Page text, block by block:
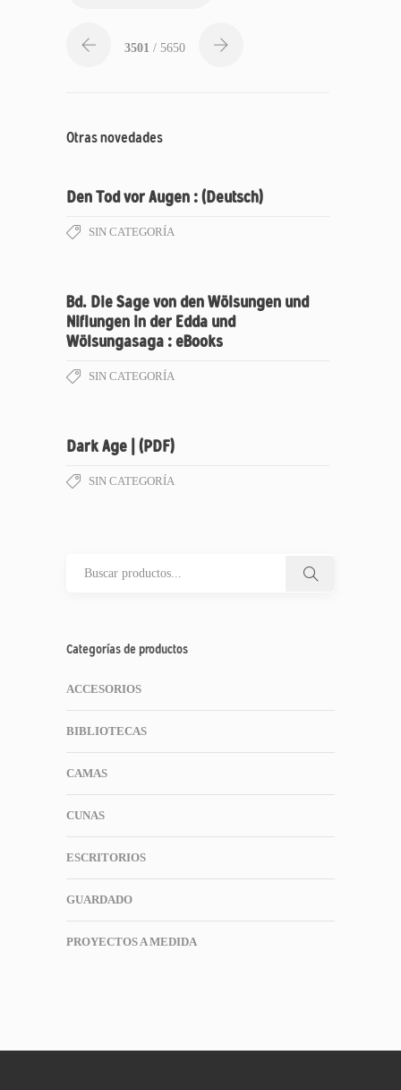
3501 / 5650
Otras novedades
Den Tod vor Augen : (Deutsch)
SIN CATEGORÍA
Bd. Die Sage von den Wölsungen und
Niflungen in der Edda und
Wölsungasaga : eBooks
SIN CATEGORÍA
Dark Age | (PDF)
SIN CATEGORÍA
Categorías de productos
ACCESORIOS
BIBLIOTECAS
CAMAS
CUNAS
ESCRITORIOS
GUARDADO
PROYECTOS A MEDIDA